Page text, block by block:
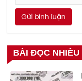
Gửi bình luận
BÀI ĐỌC NHIỀU